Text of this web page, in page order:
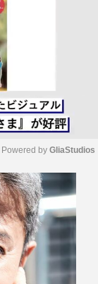
u
e
Powered by GliaStudios